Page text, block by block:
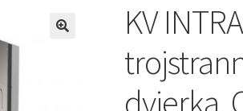
KV
dvierka,